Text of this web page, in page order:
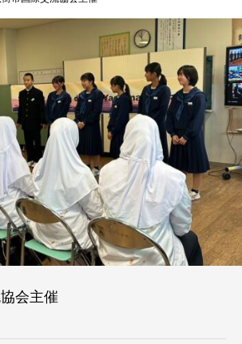
会主催